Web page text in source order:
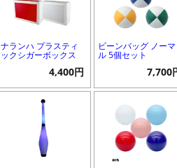
ナランハ プラスティ
ックシガーボックス
4,400円
ビーンバッグ ノーマ
ル 5個セット
7,700